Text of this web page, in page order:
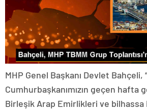
MHP Genel Başkanı Devlet Bahçeli,
Cumhurbaşkanımızın geçen hafta
Birleşik Arap Emirlikleri ve bilhassa